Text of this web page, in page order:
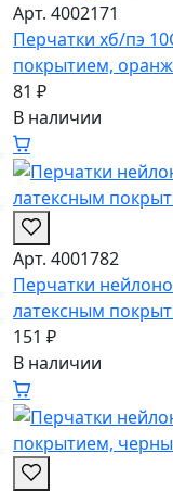
Арт. 4002171
Перчатки хб/пэ
покрытием,
81 ₽
В наличии
Арт. 4001782
Перчатки
латексным
151 ₽
В наличии